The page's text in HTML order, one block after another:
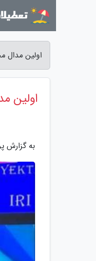
اولین مدال
اولین
به گزارش